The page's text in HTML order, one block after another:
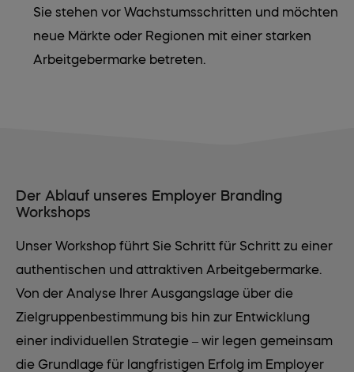
Sie stehen vor Wachstumsschritten und möchten
neue Märkte oder Regionen mit einer starken
Arbeitgebermarke betreten.
Der Ablauf unseres Employer Branding
Workshops
Unser Workshop führt Sie Schritt für Schritt zu einer
authentischen und attraktiven Arbeitgebermarke.
Von der Analyse Ihrer Ausgangslage über die
Zielgruppenbestimmung bis hin zur Entwicklung
einer individuellen Strategie – wir legen gemeinsam
die Grundlage für langfristigen Erfolg im Employer